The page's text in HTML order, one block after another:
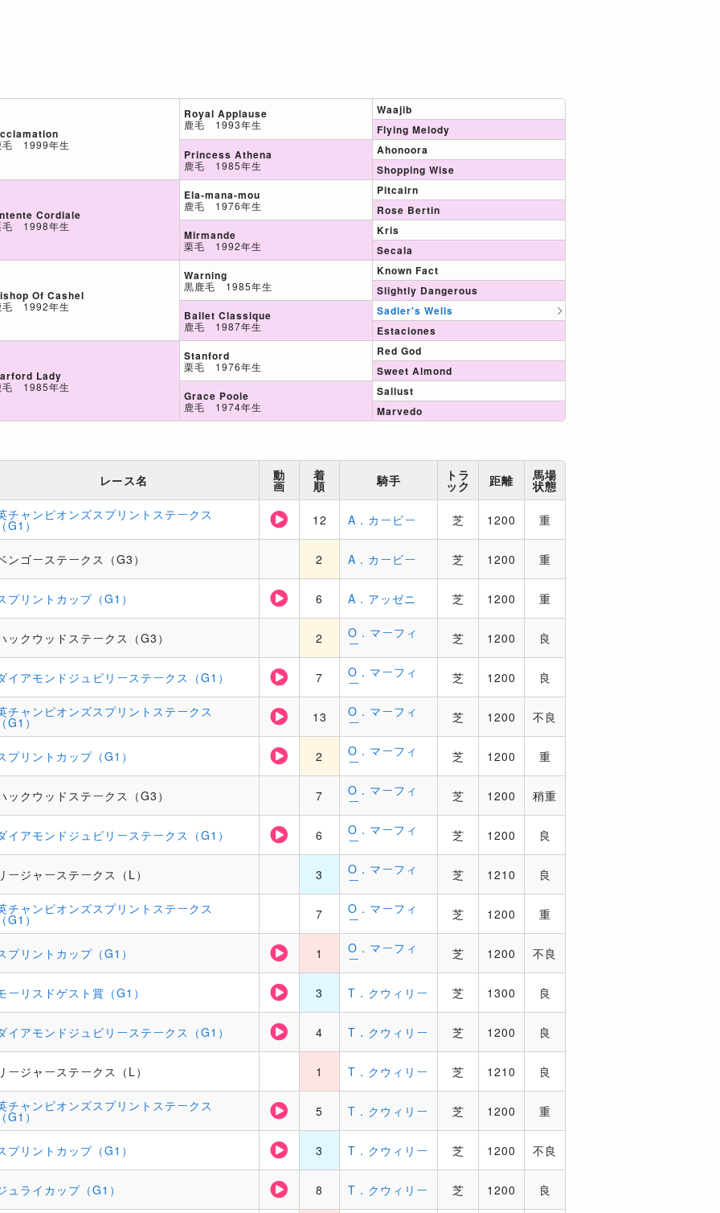
毛 1999年生
Cordiale
毛 1998年生
Of Cashel
毛 1992年生
Lady
毛 1985年生
Royal Applause
鹿毛 1993年生
Princess Athena
鹿毛 1985年生
Ela-mana-mou
鹿毛 1976年生
Mirmande
栗毛 1992年生
Warning
黒鹿毛 1985年生
Ballet Classique
鹿毛 1987年生
Stanford
栗毛 1976年生
Grace Poole
鹿毛 1974年生
Waajib
Flying Melody
Ahonoora
Shopping Wise
Pitcairn
Rose Bertin
Kris
Secala
Known Fact
Slightly Dangerous
Sadler's Wells
Estaciones
Red God
Sweet Almond
Sallust
Marvedo
レース名 動
画
着
順 騎手 トラ
ック 距離 馬場
状態
チャンピオンズスプリントステークス
G1） 12 A．カービー 芝 1200 重
ンゴーステークス（G3） 2 A．カービー 芝 1200 重
プリントカップ（G1） 6 A．アッゼニ 芝 1200 重
ックウッドステークス（G3） 2 O．マーフィ
ー 芝 1200 良
イアモンドジュビリーステークス（G1） 7 O．マーフィ
ー 芝 1200 良
チャンピオンズスプリントステークス
G1） 13 O．マーフィ
ー 芝 1200 不良
プリントカップ（G1） 2 O．マーフィ
ー 芝 1200 重
ックウッドステークス（G3） 7 O．マーフィ
ー 芝 1200 稍重
イアモンドジュビリーステークス（G1） 6 O．マーフィ
ー 芝 1200 良
ージャーステークス（L） 3 O．マーフィ
ー 芝 1210 良
チャンピオンズスプリントステークス
G1） 7 O．マーフィ
ー 芝 1200 重
プリントカップ（G1） 1 O．マーフィ
ー 芝 1200 不良
ーリスドゲスト賞（G1） 3 T．クウィリー 芝 1300 良
イアモンドジュビリーステークス（G1） 4 T．クウィリー 芝 1200 良
ージャーステークス（L） 1 T．クウィリー 芝 1210 良
チャンピオンズスプリントステークス
G1） 5 T．クウィリー 芝 1200 重
プリントカップ（G1） 3 T．クウィリー 芝 1200 不良
ュライカップ（G1） 8 T．クウィリー 芝 1200 良